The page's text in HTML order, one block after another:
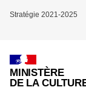
Stratégie 2021-2025
MINISTÈRE
DE LA